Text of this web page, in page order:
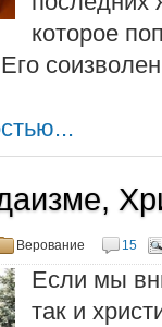
которое
Верование 15
Если мы
так и